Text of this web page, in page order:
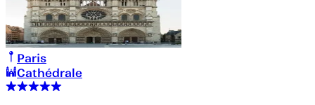
Paris
Cathédrale